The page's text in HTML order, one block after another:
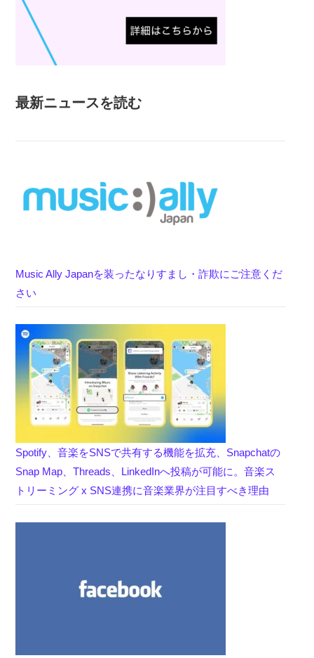
最新ニュースを読む
Music Ally Japanを装ったなりすまし・詐欺にご注意くだ
さい
Spotify、音楽をSNSで共有する機能を拡充、Snapchatの
Snap Map、Threads、LinkedInへ投稿が可能に。音楽ス
トリーミング x SNS連携に音楽業界が注目すべき理由